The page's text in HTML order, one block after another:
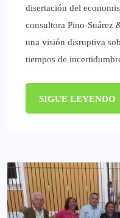
disertación del
consultora Pino-Suárez
una visión disruptiva
tiempos de
SIGUE LEYENDO